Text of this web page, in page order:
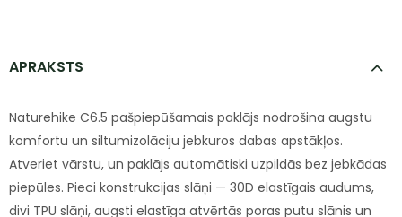
APRAKSTS
Naturehike C6.5 pašpiepūšamais paklājs nodrošina augstu
komfortu un siltumizolāciju jebkuros dabas apstākļos.
Atveriet vārstu, un paklājs automātiski uzpildās bez jebkādas
piepūles. Pieci konstrukcijas slāņi — 30D elastīgais audums,
divi TPU slāņi, augsti elastīga atvērtās poras putu slānis un